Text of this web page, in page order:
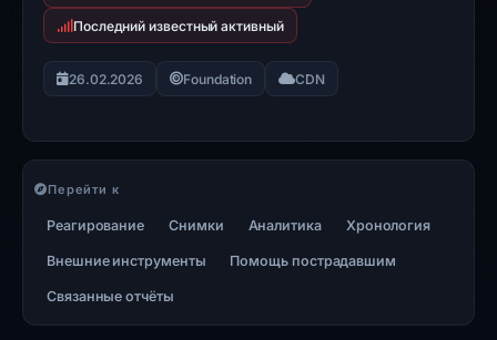
Последний известный активный
26.02.2026 Foundation CDN
Перейти к
Реагирование Снимки Аналитика Хронология
Внешние инструменты Помощь пострадавшим
Связанные отчёты